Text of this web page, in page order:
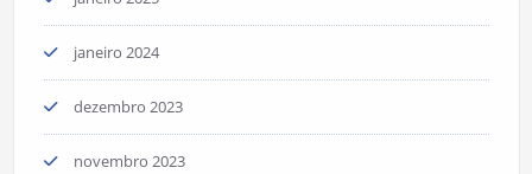
janeiro 2024
dezembro 2023
novembro 2023